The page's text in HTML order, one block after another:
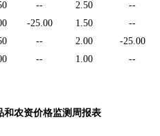
-- 2.50
--
-25.00 1.50
--
-- 2.00
-25.00
-- 1.00 --
和农资价格监测周报表